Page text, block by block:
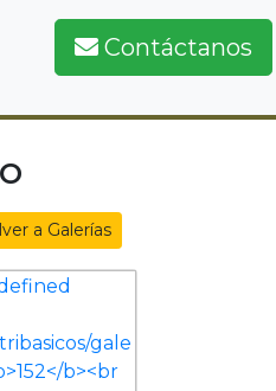
Contáctanos
a Galerías